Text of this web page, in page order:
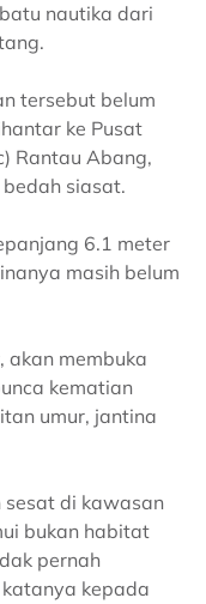
nautika dari
tersebut belum
ke Pusat
Rantau Abang,
siasat.
6.1 meter
masih belum
akan membuka
kematian
umur, jantina
sesat di kawasan
bukan habitat
pernah
kepada